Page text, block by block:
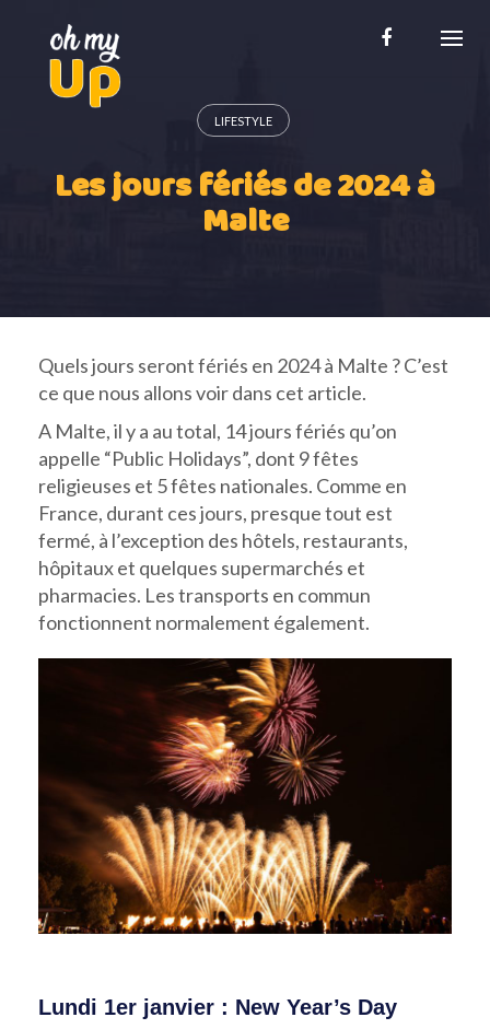
content
LIFESTYLE
Les jours fériés de 2024 à
Malte
Quels jours seront fériés en 2024 à Malte ? C’est
ce que nous allons voir dans cet article.
A Malte, il y a au total, 14 jours fériés qu’on
appelle “Public Holidays”, dont 9 fêtes
religieuses et 5 fêtes nationales. Comme en
France, durant ces jours, presque tout est
fermé, à l’exception des hôtels, restaurants,
hôpitaux et quelques supermarchés et
pharmacies. Les transports en commun
fonctionnent normalement également.
Lundi 1er janvier : New Year’s Day